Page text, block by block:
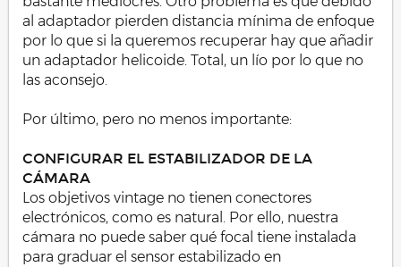
al adaptador pierden distancia mínima de enfoque
por lo que si la queremos recuperar hay que añadir
un adaptador helicoide. Total, un lío por lo que no
las aconsejo.
Por último, pero no menos importante:
CONFIGURAR EL ESTABILIZADOR DE LA
CÁMARA
Los objetivos vintage no tienen conectores
electrónicos, como es natural. Por ello, nuestra
cámara no puede saber qué focal tiene instalada
para graduar el sensor estabilizado en